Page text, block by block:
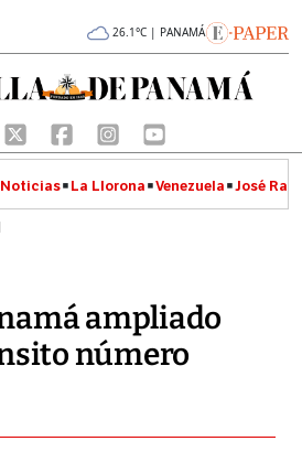
26.1°C | PANAMÁ
La Llorona Venezuela José
ampliado
número